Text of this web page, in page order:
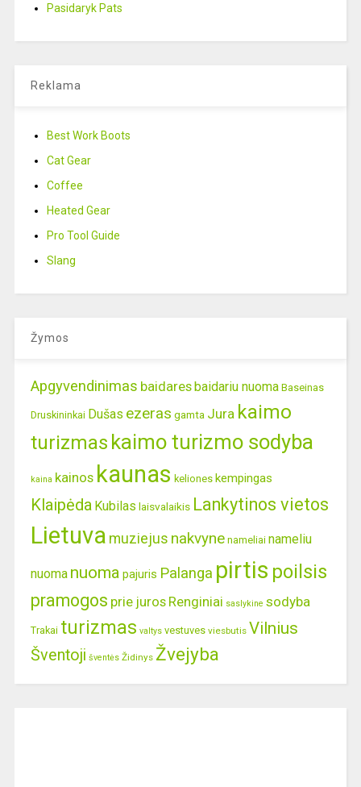
Pasidaryk Pats
Reklama
Best Work Boots
Cat Gear
Coffee
Heated Gear
Pro Tool Guide
Slang
Žymos
Apgyvendinimas baidaresbaidariu nuoma Baseinas
Druskininkai Dušas ezeras gamta Jura kaimo
turizmas kaimo turizmo sodyba
kaina kainos kaunas keliones kempingas
Klaipėda Kubilas laisvalaikis Lankytinos vietos
Lietuva muziejus nakvyne nameliai nameliu
nuoma nuoma pajuris Palanga pirtis poilsis
pramogos prie juros Renginiai saslykine sodyba
Trakai turizmas valtys vestuves viesbutis Vilnius
Šventoji šventės Židinys Žvejyba